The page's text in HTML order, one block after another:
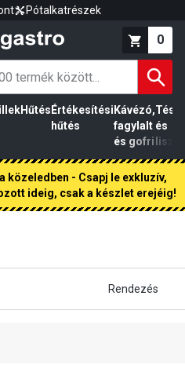
Pótalkatrészek
0
Hűtés Értékesítési
hűtés
Kávézó,
fagylalt
és gofri
és
liszt
közeledben - Csapj le exkluzív,
ideig, csak a készlet erejéig!
Rendezés